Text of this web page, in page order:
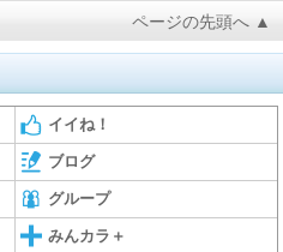
ページの先頭へ ▲
イイね！
ブログ
グループ
みんカラ＋